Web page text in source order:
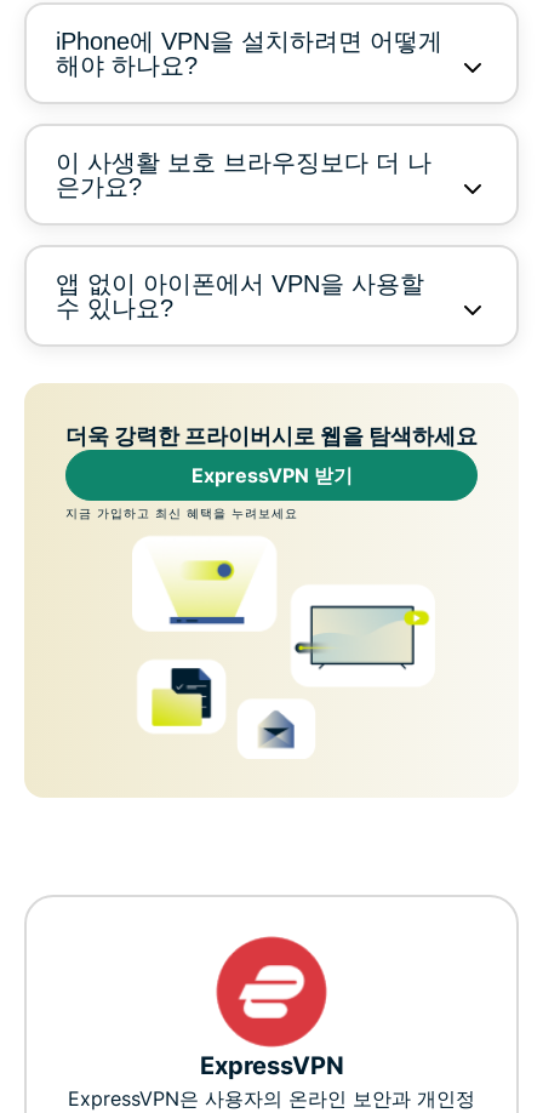
iPhone에 VPN을 설치하려면 어떻게
해야 하나요?
이 사생활 보호 브라우징보다 더 나
은가요?
앱 없이 아이폰에서 VPN을 사용할
수 있나요?
더욱 강력한 프라이버시로 웹을 탐색하세요
ExpressVPN 받기
지금 가입하고 최신 혜택을 누려보세요
ExpressVPN
ExpressVPN은 사용자의 온라인 보안과 개인정